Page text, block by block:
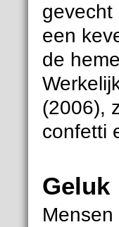
gevecht
een
de
(2006),
confetti
Geluk